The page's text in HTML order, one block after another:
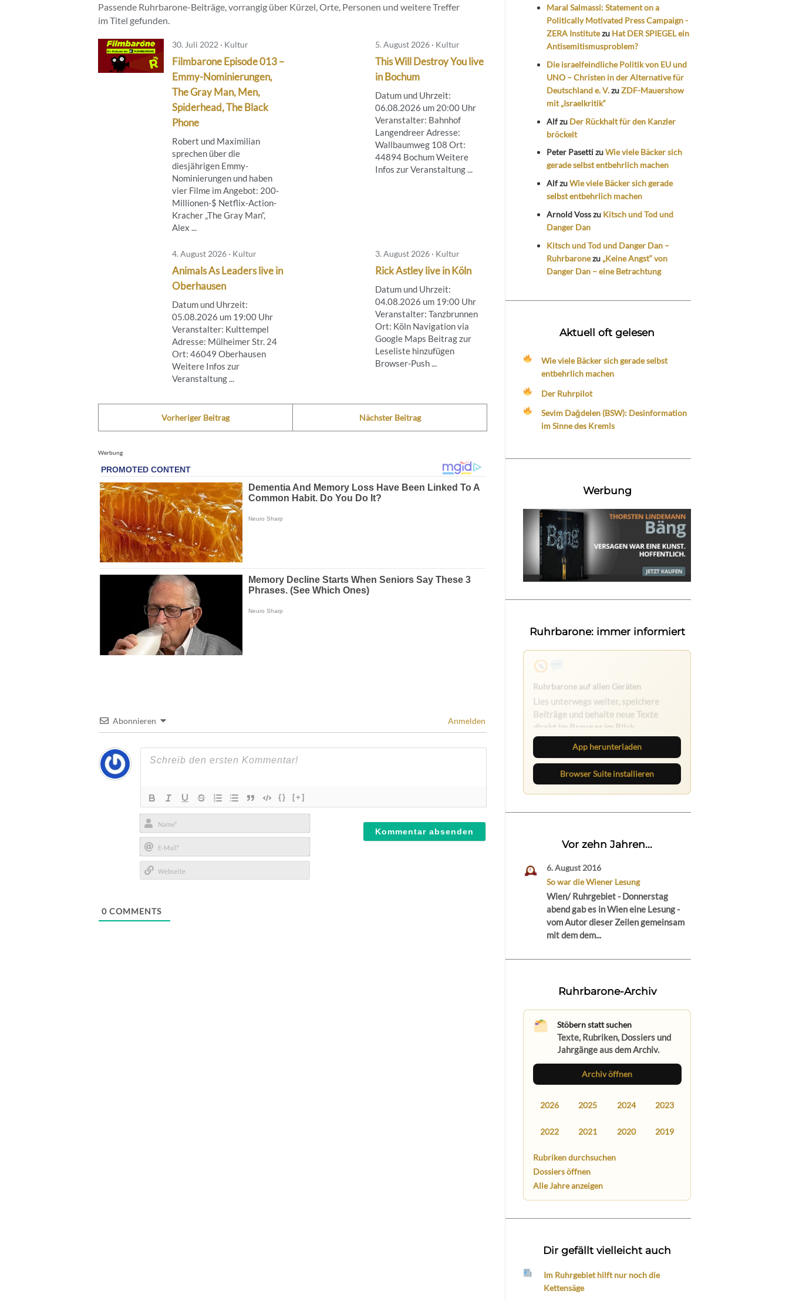
Passende Ruhrbarone-Beiträge, vorrangig über Kürzel, Orte, Personen und weitere Treffer
im Titel gefunden.
30. Juli 2022 · Kultur
Filmbarone Episode 013 –
Emmy-Nominierungen,
The Gray Man, Men,
Spiderhead, The Black
Phone
Robert und Maximilian
sprechen über die
diesjährigen Emmy-
Nominierungen und haben
vier Filme im Angebot: 200-
Millionen-$ Netflix-Action-
Kracher „The Gray Man“,
Alex ...
5. August 2026 · Kultur
This Will Destroy You live
in Bochum
Datum und Uhrzeit:
06.08.2026 um 20:00 Uhr
Veranstalter: Bahnhof
Langendreer Adresse:
Wallbaumweg 108 Ort:
44894 Bochum Weitere
Infos zur Veranstaltung ...
4. August 2026 · Kultur
Animals As Leaders live in
Oberhausen
Datum und Uhrzeit:
05.08.2026 um 19:00 Uhr
Veranstalter: Kulttempel
Adresse: Mülheimer Str. 24
Ort: 46049 Oberhausen
Weitere Infos zur
Veranstaltung ...
3. August 2026 · Kultur
Rick Astley live in Köln
Datum und Uhrzeit:
04.08.2026 um 19:00 Uhr
Veranstalter: Tanzbrunnen
Ort: Köln Navigation via
Google Maps Beitrag zur
Leseliste hinzufügen
Browser-Push ...
Vorheriger Beitrag Nächster Beitrag
Werbung
Abonnieren Anmelden
{} [+]
Name*
E-
Mail*
0 COMMENTS
Maral Salmassi: Statement on a
Politically Motivated Press Campaign -
ZERA Institutezu Hat DER SPIEGEL ein
Antisemitismusproblem?
Die israelfeindliche Politik von EU und
UNO – Christen in der Alternative für
Deutschland e. V.zuZDF-Mauershow
mit „Israelkritik“
Alfzu Der Rückhalt für den Kanzler
bröckelt
Peter PasettizuWie viele Bäcker sich
gerade selbst entbehrlich machen
AlfzuWie viele Bäcker sich gerade
selbst entbehrlich machen
Arnold Vosszu Kitsch und Tod und
Danger Dan
Kitsch und Tod und Danger Dan –
Ruhrbaronezu „Keine Angst“ von
Danger Dan – eine Betrachtung
Aktuell oft gelesen
Wie viele Bäcker sich gerade selbst
entbehrlich machen
Der Ruhrpilot
Sevim Dağdelen (BSW): Desinformation
im Sinne des Kremls
Werbung
Ruhrbarone: immer informiert
App herunterladen
Browser Suite installieren
Vor zehn Jahren...
6. August 2016
So war die Wiener Lesung
Wien/ Ruhrgebiet - Donnerstag
abend gab es in Wien eine Lesung -
vom Autor dieser Zeilen gemeinsam
mit dem dem...
Ruhrbarone-Archiv
Stöbern statt suchen
Texte, Rubriken, Dossiers und
Jahrgänge aus dem Archiv.
Archiv öffnen
2026 2025 2024 2023
2022 2021 2020 2019
Rubriken durchsuchen
Dossiers öffnen
Alle Jahre anzeigen
Dir gefällt vielleicht auch
Im Ruhrgebiet hilft nur noch die
Kettensäge